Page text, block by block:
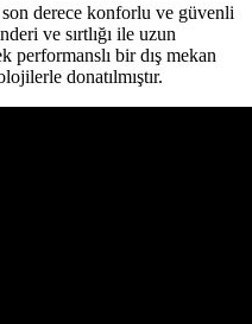
derece konforlu ve güvenli
ve sırtlığı ile uzun
performanslı bir dış mekan
donatılmıştır.